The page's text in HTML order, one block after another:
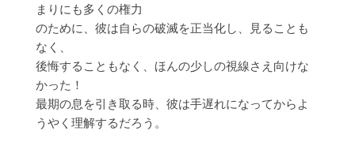
まりにも多くの権力
のために、彼は自らの破滅を正当化し、見ることも
なく、
後悔することもなく、ほんの少しの視線さえ向けな
かった！
最期の息を引き取る時、彼は手遅れになってからよ
うやく理解するだろう。